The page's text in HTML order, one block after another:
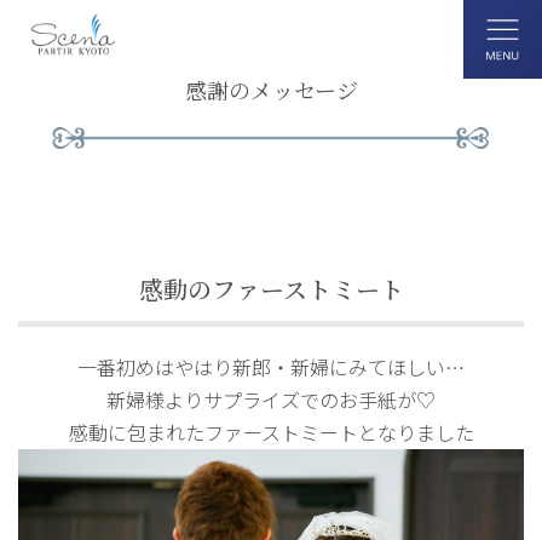
感謝のメッセージ
感動のファーストミート
一番初めはやはり新郎・新婦にみてほしい…
新婦様よりサプライズでのお手紙が♡
感動に包まれたファーストミートとなりました